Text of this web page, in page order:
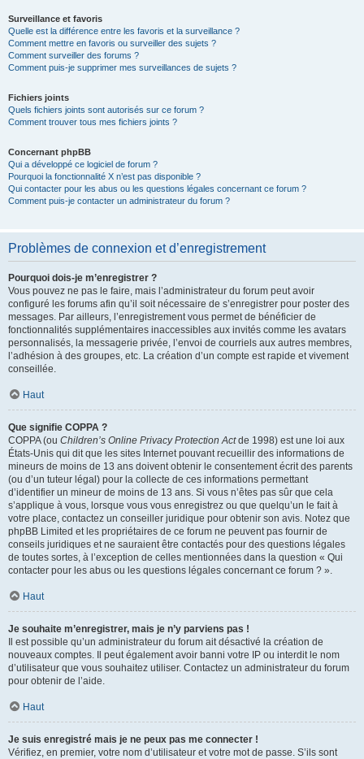
Surveillance et favoris
Quelle est la différence entre les favoris et la surveillance ?
Comment mettre en favoris ou surveiller des sujets ?
Comment surveiller des forums ?
Comment puis-je supprimer mes surveillances de sujets ?
Fichiers joints
Quels fichiers joints sont autorisés sur ce forum ?
Comment trouver tous mes fichiers joints ?
Concernant phpBB
Qui a développé ce logiciel de forum ?
Pourquoi la fonctionnalité X n’est pas disponible ?
Qui contacter pour les abus ou les questions légales concernant ce forum ?
Comment puis-je contacter un administrateur du forum ?
Problèmes de connexion et d’enregistrement
Pourquoi dois-je m’enregistrer ?
Vous pouvez ne pas le faire, mais l’administrateur du forum peut avoir
configuré les forums afin qu’il soit nécessaire de s’enregistrer pour poster des
messages. Par ailleurs, l’enregistrement vous permet de bénéficier de
fonctionnalités supplémentaires inaccessibles aux invités comme les avatars
personnalisés, la messagerie privée, l’envoi de courriels aux autres membres,
l’adhésion à des groupes, etc. La création d’un compte est rapide et vivement
conseillée.
Haut
Que signifie COPPA ?
COPPA (ou Children’s Online Privacy Protection Actde 1998) est une loi aux
États-Unis qui dit que les sites Internet pouvant recueillir des informations de
mineurs de moins de 13 ans doivent obtenir le consentement écrit des parents
(ou d’un tuteur légal) pour la collecte de ces informations permettant
d’identifier un mineur de moins de 13 ans. Si vous n’êtes pas sûr que cela
s’applique à vous, lorsque vous vous enregistrez ou que quelqu’un le fait à
votre place, contactez un conseiller juridique pour obtenir son avis. Notez que
phpBB Limited et les propriétaires de ce forum ne peuvent pas fournir de
conseils juridiques et ne sauraient être contactés pour des questions légales
de toutes sortes, à l’exception de celles mentionnées dans la question « Qui
contacter pour les abus ou les questions légales concernant ce forum ? ».
Haut
Je souhaite m’enregistrer, mais je n’y parviens pas !
Il est possible qu’un administrateur du forum ait désactivé la création de
nouveaux comptes. Il peut également avoir banni votre IP ou interdit le nom
d’utilisateur que vous souhaitez utiliser. Contactez un administrateur du forum
pour obtenir de l’aide.
Haut
Je suis enregistré mais je ne peux pas me connecter !
Vérifiez, en premier, votre nom d’utilisateur et votre mot de passe. S’ils sont